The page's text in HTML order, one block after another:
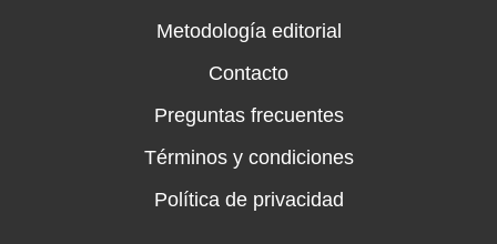
Metodología editorial
Contacto
Preguntas frecuentes
Términos y condiciones
Política de privacidad